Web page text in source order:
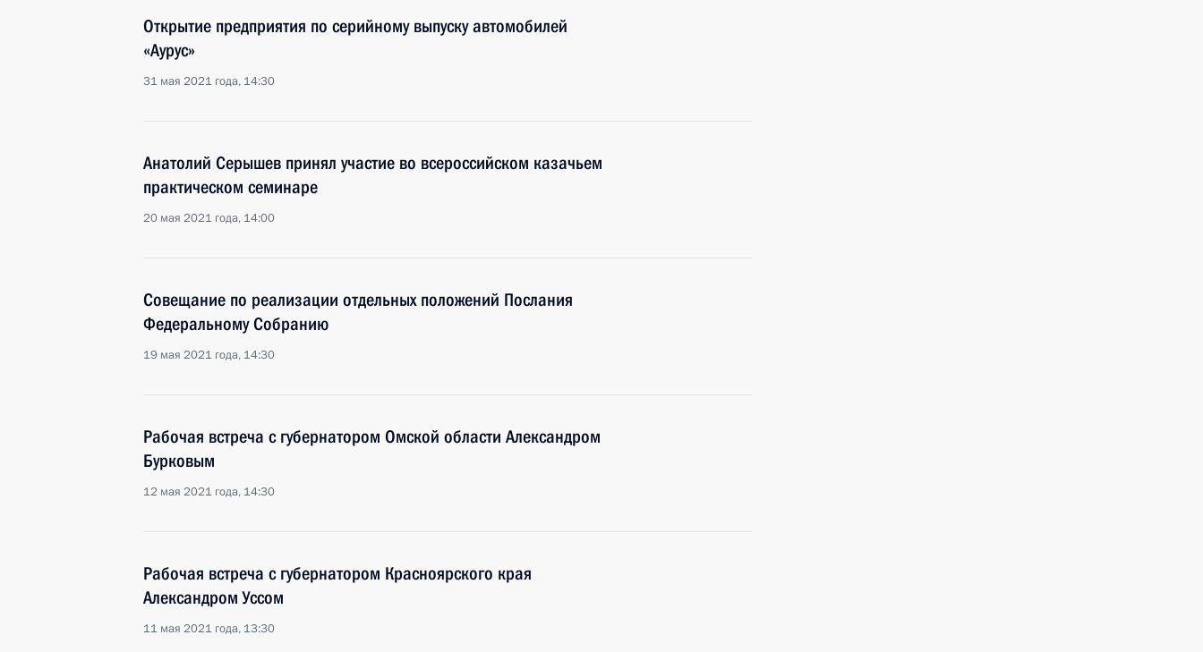
Открытие предприятия по серийному выпуску автомобилей
«Аурус»
31 мая 2021 года, 14:30
Анатолий Серышев принял участие во всероссийском казачьем
практическом семинаре
20 мая 2021 года, 14:00
Совещание по реализации отдельных положений Послания
Федеральному Собранию
19 мая 2021 года, 14:30
Рабочая встреча с губернатором Омской области Александром
Бурковым
12 мая 2021 года, 14:30
Рабочая встреча с губернатором Красноярского края
Александром Уссом
11 мая 2021 года, 13:30